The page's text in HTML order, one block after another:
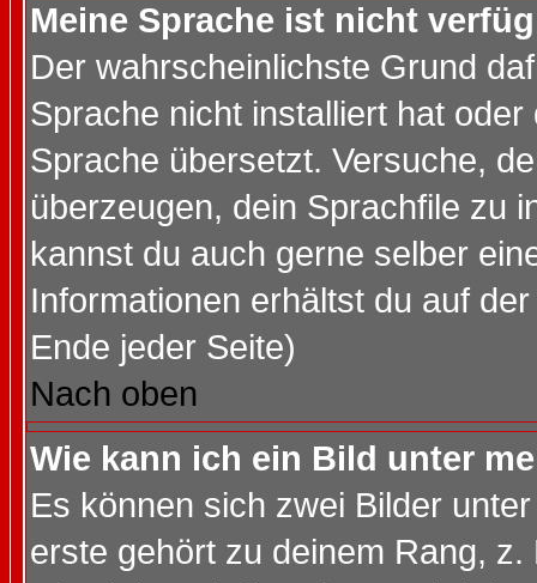
Meine Sprache ist nicht
Der wahrscheinlichste Grund
Sprache nicht installiert hat
Sprache übersetzt. Versuche,
überzeugen, dein Sprachfile zu
kannst du auch gerne selber
Informationen erhältst du auf
Ende jeder Seite)
Nach oben
Wie kann ich ein Bild unter
Es können sich zwei Bilder
erste gehört zu deinem Rang,